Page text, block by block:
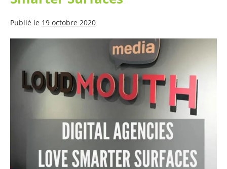
Publié le 19 octobre 2020
Digitales
Adorent